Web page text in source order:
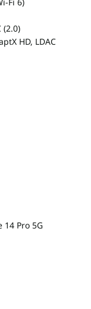
(2.0)
HD, LDAC
14 Pro 5G